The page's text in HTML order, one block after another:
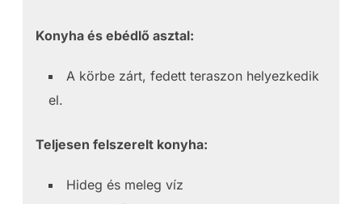
Konyha és ebédlő asztal:
A körbe zárt, fedett teraszon helyezkedik
el.
Teljesen felszerelt konyha:
Hideg és meleg víz